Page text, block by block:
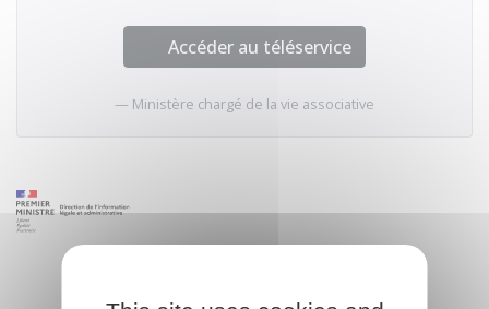
Accéder au téléservice
Ministère chargé de la vie associative